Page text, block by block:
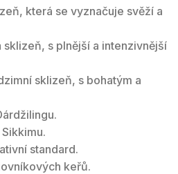
která se vyznačuje svěží a
sklizeň, s plnější a intenzivnější
sklizeň, s bohatým a
standard.
keřů.